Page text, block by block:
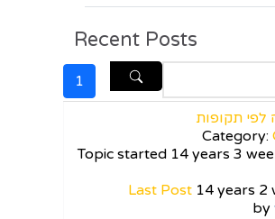
Recent Posts
1
תקופות
Category:
Topic started 14 years 3
Last Post 14 years 2
by